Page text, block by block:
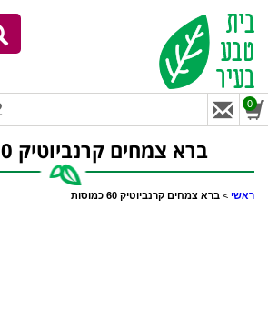
0
ברא צמחים קרנביוטיק 60 כמוסות
ראשי > ברא צמחים קרנביוטיק 60 כמוסות